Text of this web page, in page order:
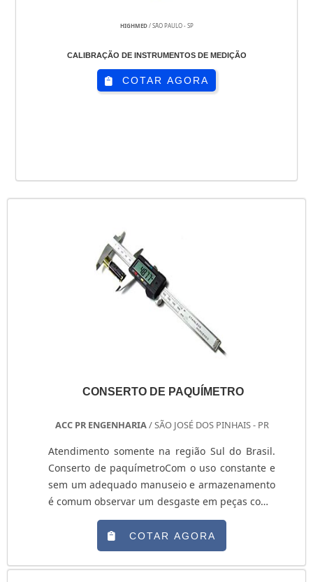
HIGHMED/ SÃO PAULO - SP
CALIBRAÇÃO DE INSTRUMENTOS DE MEDIÇÃO
COTAR AGORA
CONSERTO DE PAQUÍMETRO
ACC PR ENGENHARIA/ SÃO JOSÉ DOS PINHAIS - PR
Atendimento somente na região Sul do Brasil.
Conserto de paquímetroCom o uso constante e
sem um adequado manuseio e armazenamento
é comum observar um desgaste em peças como
paquímetros. De modo a garantir que o
paquímetro fique dentro das condições
adequadas de uso e com os valores de erro
dentro das especificações do fabricante, é
COTAR AGORA